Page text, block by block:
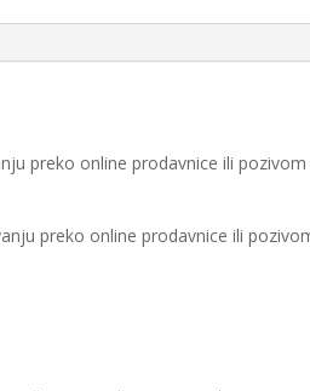
preko online prodavnice ili pozivom
preko online prodavnice ili